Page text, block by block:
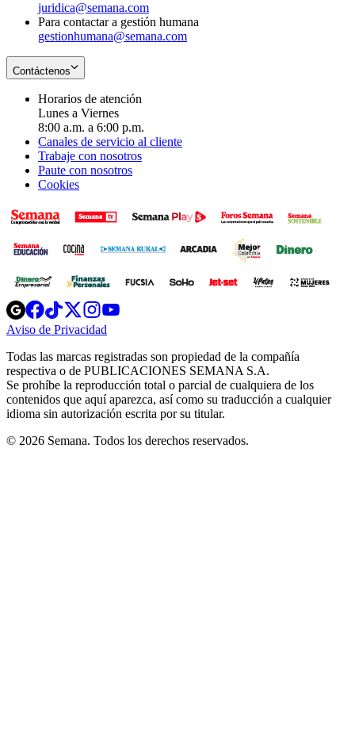
juridica@semana.com
Para contactar a gestión humana
gestionhumana@semana.com
Contáctenos
Horarios de atención
Lunes a Viernes
8:00 a.m. a 6:00 p.m.
Canales de servicio al cliente
Trabaje con nosotros
Paute con nosotros
Cookies
Opens
in
new
Opens
in
new
Opens
in
new
window
Opens
new
windowwindow
Aviso de Privacidad
new
window
Todas las marcas registradas son propiedad de la compañía
respectiva o de PUBLICACIONES SEMANA S.A.
Se prohíbe la reproducción total o parcial de cualquiera de los
contenidos que aquí aparezca, así como su traducción a cualquier
idioma sin autorización escrita por su titular.
© 2026 Semana. Todos los derechos reservados.